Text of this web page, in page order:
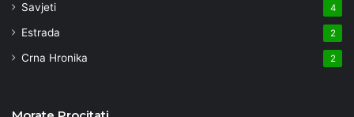
Savjeti 4
Estrada 2
Crna Hronika 2